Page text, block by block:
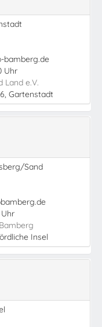
bamberg.de
Uhr
Land e.V.
Gartenstadt
Sand
Uhr
Insel